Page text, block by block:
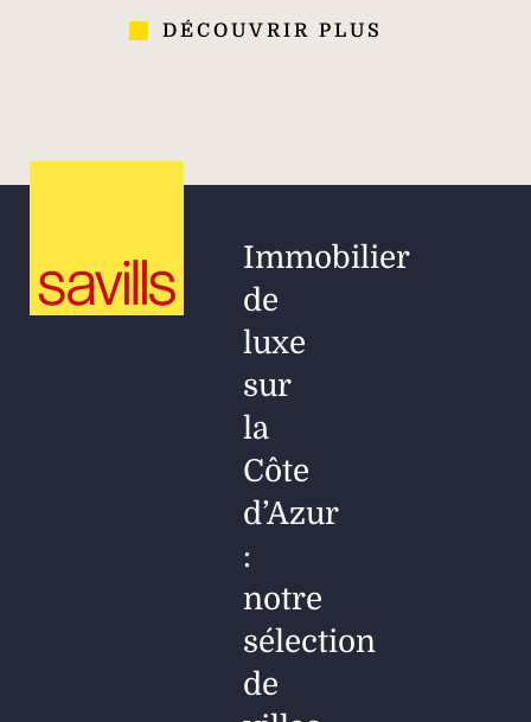
DÉCOUVRIR PLUS
Immobilier
de
luxe
sur
la
Côte
d’Azur
:
notre
sélection
de